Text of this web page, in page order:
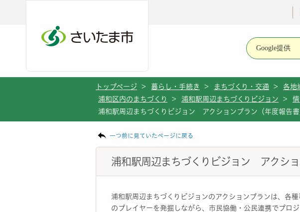
トップページ > 暮らし・手続き > まちづくり・交通 > 各地
浦和区内のまちづくり
> 浦和駅周辺まちづくりビジョン >
浦和駅周辺まちづくりビジョン アクションプラン（年度報告書
一つ前に見ていたページに戻る
浦和駅周辺まちづくりビジョン アクショ
浦和駅周辺まちづくりビジョンのアクションプランは、各
のプレイヤーを発掘しながら、市民協働・公民連携でプロ